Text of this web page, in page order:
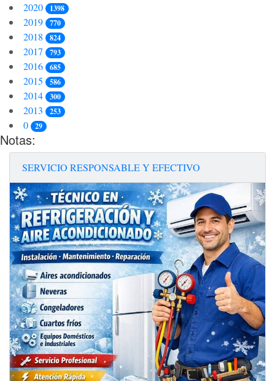
2020 1398
2019 770
2018 824
2017 793
2016 685
2015 586
2014 300
2013 253
0 29
Notas:
SERVICIO RESPONSABLE Y EFECTIVO